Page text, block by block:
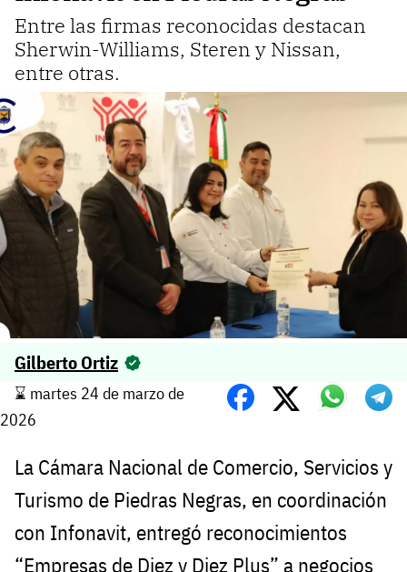
Entre las firmas reconocidas destacan
Sherwin-Williams, Steren y Nissan,
entre otras.
Gilberto Ortiz
⌛️ martes 24 de marzo de
2026
La Cámara Nacional de Comercio, Servicios y
Turismo de Piedras Negras, en coordinación
con Infonavit, entregó reconocimientos
“Empresas de Diez y Diez Plus” a negocios